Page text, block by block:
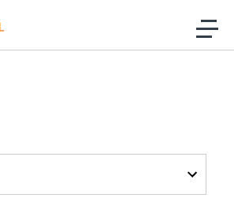
al contenido
y TV Usach